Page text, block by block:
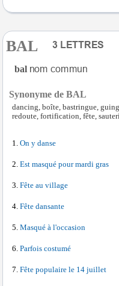
BAL
bal
Synonyme de BAL
dancing, boîte, bastringue,
redoute, fortification, fête,
On y danse
Est masqué pour mardi gras
Fête au village
Fête dansante
Masqué à l'occasion
Parfois costumé
Fête populaire le 14 juillet